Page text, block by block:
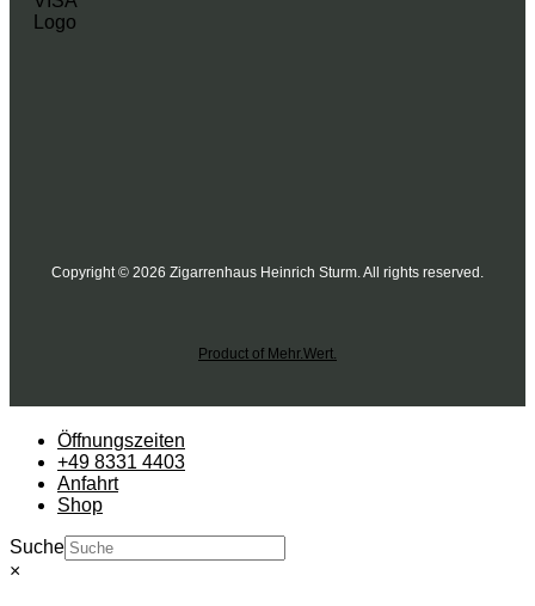
Copyright © 2026 Zigarrenhaus Heinrich Sturm. All rights reserved.
Product of Mehr.Wert.
Öffnungszeiten
+49 8331 4403
Anfahrt
Shop
Suche
×